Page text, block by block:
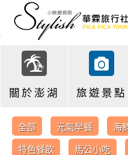
關於澎湖 旅遊景點
全部 元氣早餐 海
特色餐飲 馬公小吃